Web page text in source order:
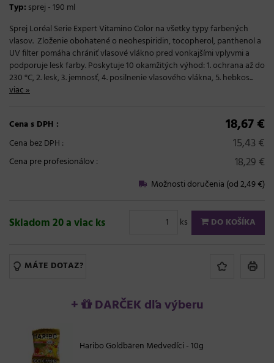
Typ: sprej - 190 ml
Sprej Loréal Serie Expert Vitamino Color na všetky typy farbených
vlasov. Zloženie obohatené o neohespiridin, tocopherol, panthenol a
UV filter pomáha chrániť vlasové vlákno pred vonkajšími vplyvmi a
podporuje lesk farby. Poskytuje 10 okamžitých výhod: 1. ochrana až do
230 °C, 2. lesk, 3. jemnosť, 4. posilnenie vlasového vlákna, 5. hebkos...
viac »
Cena s DPH : 18,67 €
Cena bez DPH : 15,43 €
Cena pre profesionálov: 18,29 €
Možnosti doručenia (od 2,49 €)
Skladom 20 a viac ks ks DO KOŠÍKA
MÁTE DOTAZ?
+ DARČEK dľa výberu
Haribo Goldbären Medvedíci - 10g